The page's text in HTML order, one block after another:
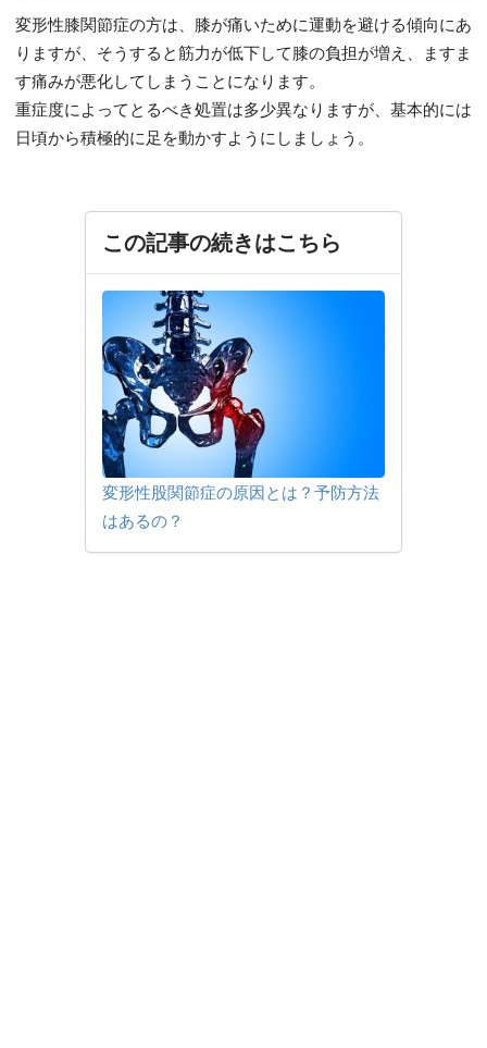
変形性膝関節症の方は、膝が痛いために運動を避ける傾向にあ
りますが、そうすると筋力が低下して膝の負担が増え、ますま
す痛みが悪化してしまうことになります。
重症度によってとるべき処置は多少異なりますが、基本的には
日頃から積極的に足を動かすようにしましょう。
この記事の続きはこちら
変形性股関節症の原因とは？予防方法
はあるの？